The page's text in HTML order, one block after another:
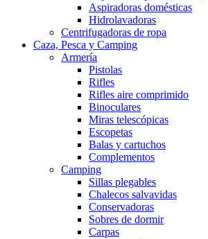
Aspiradoras domésticas
Hidrolavadoras
Centrifugadoras de ropa
Caza, Pesca y Camping
Armería
Pistolas
Rifles
Rifles aire comprimido
Binoculares
Miras telescópicas
Escopetas
Balas y cartuchos
Complementos
Camping
Sillas plegables
Chalecos salvavidas
Conservadoras
Sobres de dormir
Carpas